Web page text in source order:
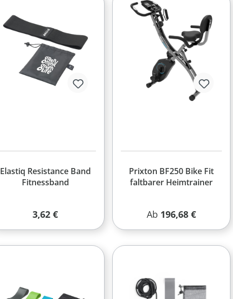
Elastiq Resistance Band
Fitnessband
Regulärer Preis:
3,62 €
Prixton BF250 Bike Fit
faltbarer Heimtrainer
Regulärer Preis:
Ab 196,68 €